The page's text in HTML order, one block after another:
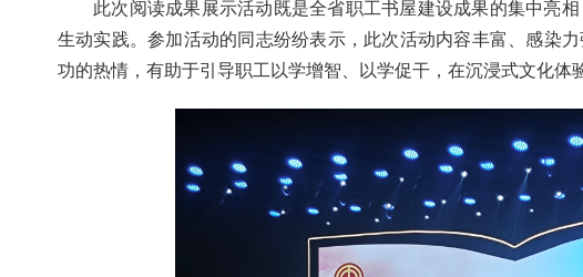
此次阅读成果展示活动既是全省职工书屋建设成果的集中亮
生动实践。参加活动的同志纷纷表示，此次活动内容丰富、感染
功的热情，有助于引导职工以学增智、以学促干，在沉浸式文化体